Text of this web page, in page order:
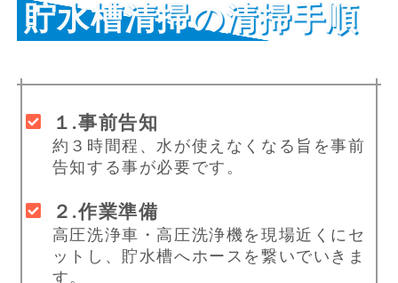
貯水槽清掃の清掃手順
１.事前告知
約３時間程、水が使えなくなる旨を事前
告知する事が必要です。
２.作業準備
高圧洗浄車・高圧洗浄機を現場近くにセ
ットし、貯水槽へホースを繋いでいきま
す。